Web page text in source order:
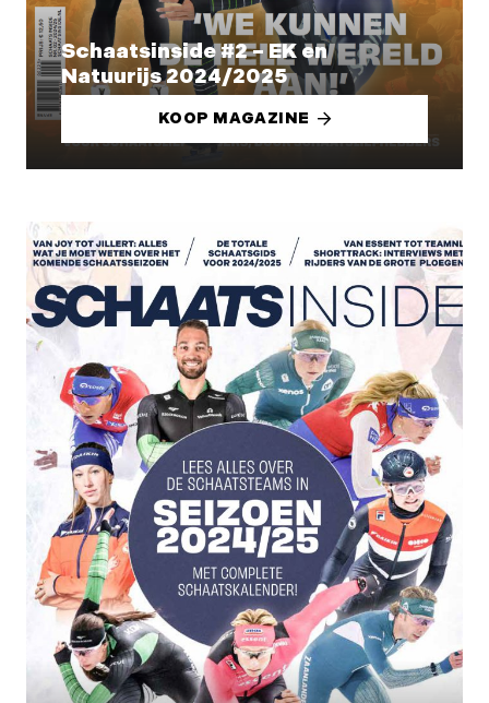
Schaatsinside #2 – EK en
Natuurijs 2024/2025
KOOP MAGAZINE